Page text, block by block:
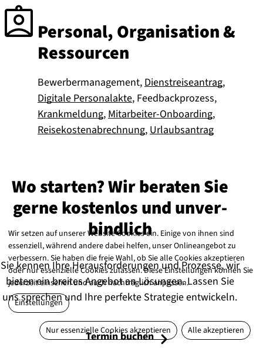
Personal, Organisation &
Ressourcen
Bewerbermanagement, Dienstreiseantrag,
Digitale Personalakte, Feedbackprozess,
Krankmeldung, Mitarbeiter-Onboarding,
Reisekostenabrechnung, Urlaubsantrag
Wo starten? Wir beraten Sie
gerne kostenlos und un­ver­
bind­lich
Sie kennen Ihre Herausforderungen und Prozesse, wir
bieten ein breites Angebot an Lösungen. Lassen Sie
uns sprechen und Ihre perfekte Strategie entwickeln.
Termin buchen
Wir setzen auf unserer Website Cookies ein. Einige von ihnen sind
essenziell, während andere dabei helfen, unser Onlineangebot zu
verbessern. Sie haben die freie Wahl, ob Sie alle Cookies akzeptieren
oder nur essenzielle Cookies zulassen. Diese Einstellungen können Sie
jederzeit einsehen und auch nachträglich anpassen.
Einstellungen
Nur essenzielle Cookies akzeptieren Alle akzeptieren